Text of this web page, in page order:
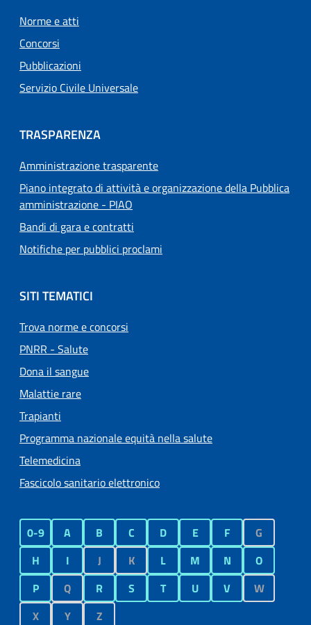
Norme e atti
Concorsi
Pubblicazioni
Servizio Civile Universale
TRASPARENZA
Amministrazione trasparente
Piano integrato di attività e organizzazione della Pubblica
amministrazione - PIAO
Bandi di gara e contratti
Notifiche per pubblici proclami
SITI TEMATICI
Trova norme e concorsi
PNRR - Salute
Dona il sangue
Malattie rare
Trapianti
Programma nazionale equità nella salute
Telemedicina
Fascicolo sanitario elettronico
0-9 A B C D E F
G
H
I J K L M N
O
P
Q R S T U V
W
X
Y Z